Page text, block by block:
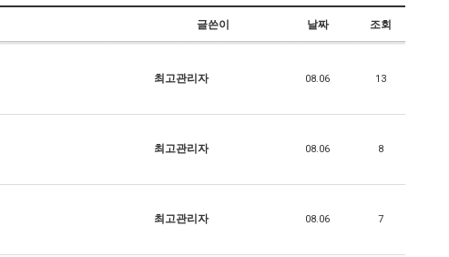
글쓴이 날짜 조회
최고관리자 08.06 13
최고관리자 08.06 8
최고관리자 08.06 7